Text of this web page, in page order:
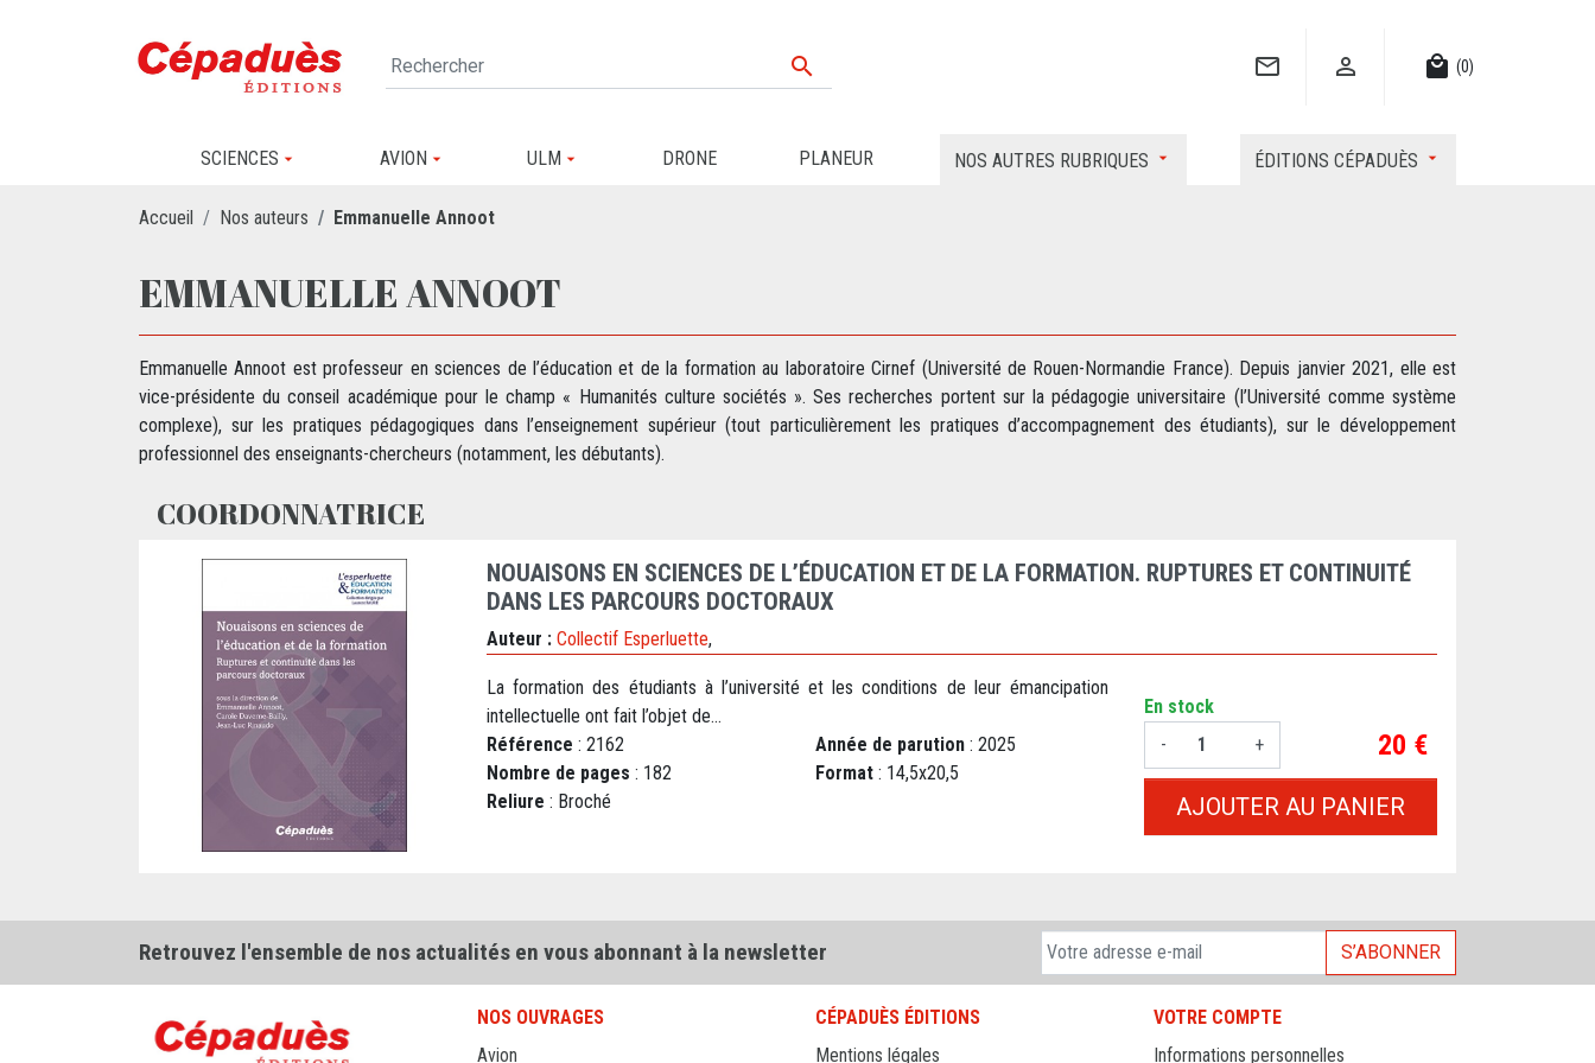
   local_mall (0)
SCIENCES AVION ULM DRONE PLANEUR NOS AUTRES RUBRIQUES ÉDITIONS CÉPADUÈS
Accueil Nos auteurs Emmanuelle Annoot
EMMANUELLE ANNOOT
Emmanuelle Annoot est professeur en sciences de l’éducation et de la formation au laboratoire Cirnef (Université de Rouen-Normandie France). Depuis janvier 2021, elle est
vice-présidente du conseil académique pour le champ « Humanités culture sociétés ». Ses recherches portent sur la pédagogie universitaire (l’Université comme système
complexe), sur les pratiques pédagogiques dans l’enseignement supérieur (tout particulièrement les pratiques d’accompagnement des étudiants), sur le développement
professionnel des enseignants-chercheurs (notamment, les débutants).
COORDONNATRICE
NOUAISONS EN SCIENCES DE L’ÉDUCATION ET DE LA FORMATION. RUPTURES ET CONTINUITÉ
DANS LES PARCOURS DOCTORAUX
Auteur : Collectif Esperluette,
La formation des étudiants à l’université et les conditions de leur émancipation
intellectuelle ont fait l’objet de...
Référence : 2162 Année de parution : 2025
Nombre de pages : 182 Format : 14,5x20,5
Reliure : Broché
En stock
-
+ Prix
20 €
AJOUTER AU PANIER
Retrouvez l'ensemble de nos actualités en vous abonnant à la newsletter S’ABONNER
NOS OUVRAGES
Avion
CÉPADUÈS ÉDITIONS
Mentions légales
VOTRE COMPTE
Informations personnelles